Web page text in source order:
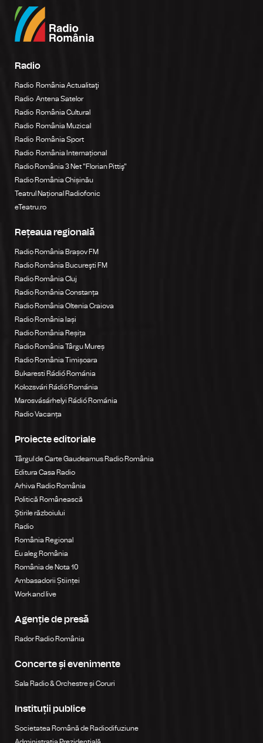
Radio
Radio România Actualitaţi
Radio Antena Satelor
Radio România Cultural
Radio România Muzical
Radio România Sport
Radio România Internațional
Radio România 3 Net "Florian Pittiş"
Radio România Chișinău
Teatrul Național Radiofonic
eTeatru.ro
Rețeaua regională
Radio România Brașov FM
Radio România Bucureşti FM
Radio România Cluj
Radio România Constanța
Radio România Oltenia Craiova
Radio România Iași
Radio România Reșița
Radio România Târgu Mureș
Radio România Timișoara
Bukaresti Rádió Románia
Kolozsvári Rádió Románia
Marosvásárhelyi Rádió Románia
Radio Vacanța
Proiecte editoriale
Târgul de Carte Gaudeamus Radio România
Editura Casa Radio
Arhiva Radio România
Politică Românească
Știrile războiului
Radio
România Regional
Eu aleg România
România de Nota 10
Ambasadorii Științei
Work and live
Agenție de presă
Rador Radio România
Concerte și evenimente
Sala Radio & Orchestre și Coruri
Instituții publice
Societatea Română de Radiodifuziune